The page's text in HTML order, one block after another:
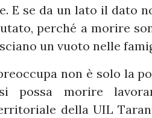
E se da un lato il dato
perché a morire
un vuoto nelle
non è solo la
possa morire
della UIL